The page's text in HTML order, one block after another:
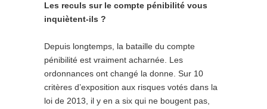
Les reculs sur le compte pénibilité vous
inquiètent-ils ?
Depuis longtemps, la bataille du compte
pénibilité est vraiment acharnée. Les
ordonnances ont changé la donne. Sur 10
critères d’exposition aux risques votés dans la
loi de 2013, il y en a six qui ne bougent pas,